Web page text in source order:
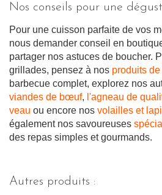
Nos conseils pour une
Pour une cuisson parfaite de vos
nous demander conseil en
partager nos astuces de boucher.
grillades, pensez à nos produits
barbecue complet, explorez nos
viandes de bœuf, l'agneau de
veau ou encore nos volailles et
également nos savoureuses
des repas simples et gourmands.
Autres produits :